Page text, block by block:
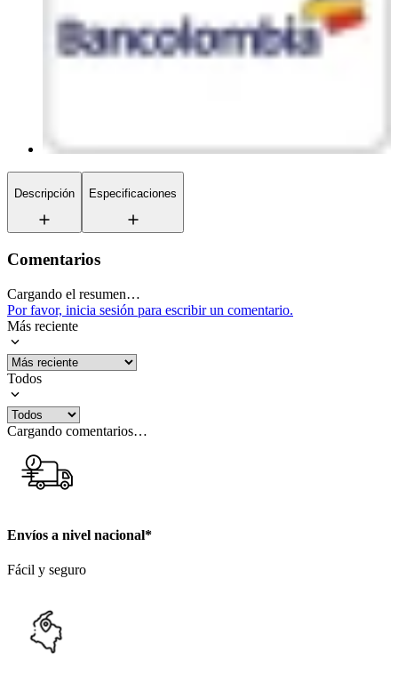
Descripción Especificaciones
Comentarios
Cargando el resumen…
Por favor, inicia sesión para escribir un comentario.
Más reciente
Todos
Cargando comentarios…
Envíos a nivel nacional*
Fácil y seguro